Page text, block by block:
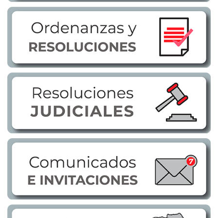
Transparencia
LOTAIP
GAD Macará
2025
2020
2021
2016
2015
2014